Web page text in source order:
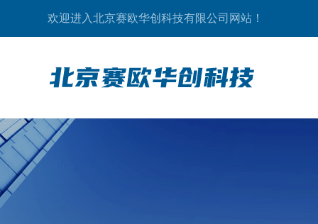
欢迎进入北京赛欧华创科技有限公司网站！